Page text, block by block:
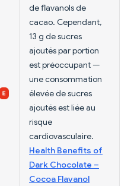
de flavanols de
cacao. Cependant,
13 g de sucres
ajoutés par portion
est préoccupant —
une consommation
élevée de sucres
ajoutés est liée au
risque
cardiovasculaire.
Health Benefits of
Dark Chocolate –
Cocoa Flavanol